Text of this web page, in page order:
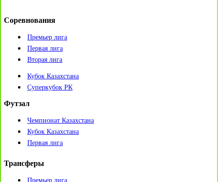
Соревнования
Премьер лига
Первая лига
Вторая лига
Кубок Казахстана
Суперкубок РК
Футзал
Чемпионат Казахстана
Кубок Казахстана
Первая лига
Трансферы
Премьер лига